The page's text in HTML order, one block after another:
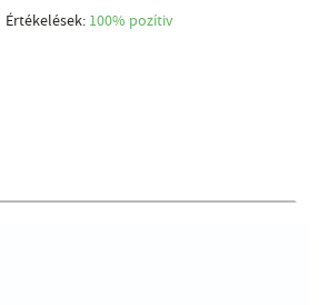
Értékelések: 100% pozítiv